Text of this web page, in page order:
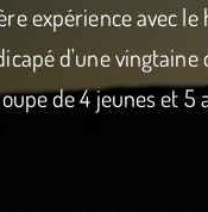
expérience avec
d'une
de 4 jeunes et 5